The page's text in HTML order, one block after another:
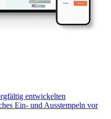
entwickelten
Ein- und Ausstempeln vor